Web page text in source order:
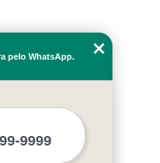
pelo WhatsApp.